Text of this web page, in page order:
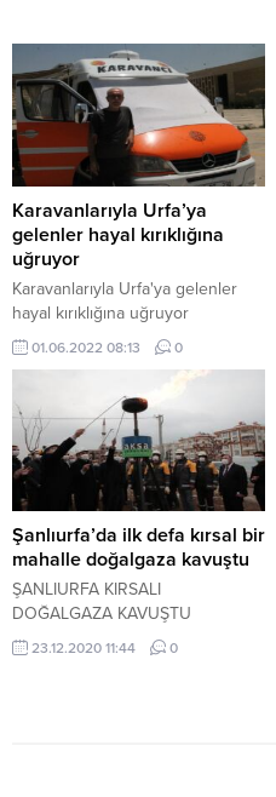
Karavanlarıyla Urfa’ya
gelenler hayal kırıklığına
uğruyor
Karavanlarıyla Urfa'ya gelenler
hayal kırıklığına uğruyor
01.06.2022 08:13 0
Şanlıurfa’da ilk defa kırsal bir
mahalle doğalgaza kavuştu
ŞANLIURFA KIRSALI
DOĞALGAZA KAVUŞTU
23.12.2020 11:44 0